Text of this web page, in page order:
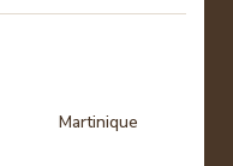
Martinique